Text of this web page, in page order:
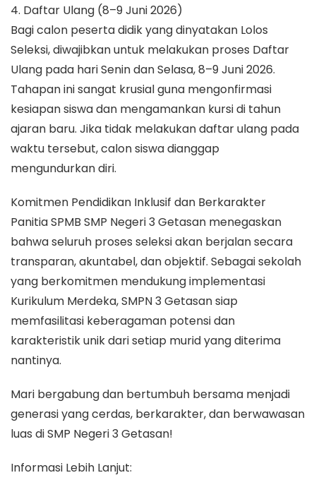
4. Daftar Ulang (8–9 Juni 2026)
Bagi calon peserta didik yang dinyatakan Lolos
Seleksi, diwajibkan untuk melakukan proses Daftar
Ulang pada hari Senin dan Selasa, 8–9 Juni 2026.
Tahapan ini sangat krusial guna mengonfirmasi
kesiapan siswa dan mengamankan kursi di tahun
ajaran baru. Jika tidak melakukan daftar ulang pada
waktu tersebut, calon siswa dianggap
mengundurkan diri.
Komitmen Pendidikan Inklusif dan Berkarakter
Panitia SPMB SMP Negeri 3 Getasan menegaskan
bahwa seluruh proses seleksi akan berjalan secara
transparan, akuntabel, dan objektif. Sebagai sekolah
yang berkomitmen mendukung implementasi
Kurikulum Merdeka, SMPN 3 Getasan siap
memfasilitasi keberagaman potensi dan
karakteristik unik dari setiap murid yang diterima
nantinya.
Mari bergabung dan bertumbuh bersama menjadi
generasi yang cerdas, berkarakter, dan berwawasan
luas di SMP Negeri 3 Getasan!
Informasi Lebih Lanjut: